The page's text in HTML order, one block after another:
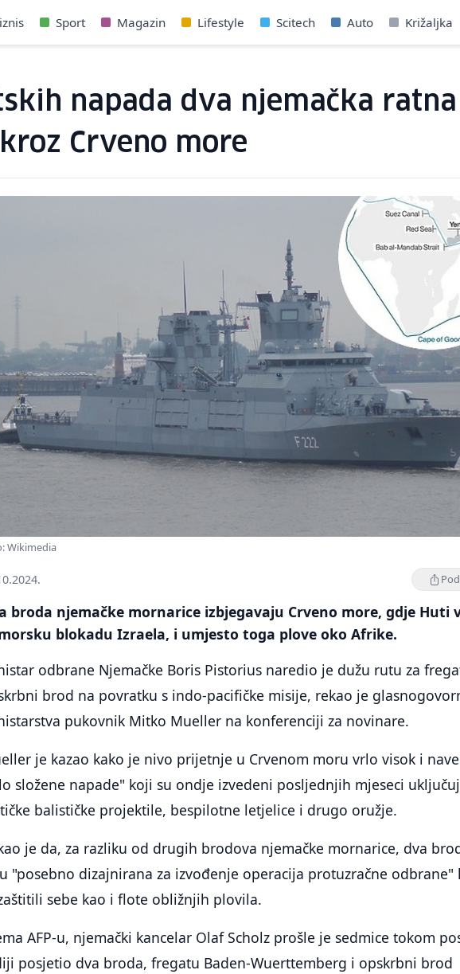
Sport Magazin Lifestyle Scitech Auto Križaljka
napada dva njemačka
Crveno more
Wikimedia
broda njemačke mornarice izbjegavaju Crveno more, gdje Huti
blokadu Izraela, i umjesto toga plove oko Afrike.
odbrane Njemačke Boris Pistorius naredio je dužu rutu za
brod na povratku s indo-pacifičke misije, rekao je
pukovnik Mitko Mueller na konferenciji za novinare.
je kazao kako je nivo prijetnje u Crvenom moru vrlo visok i
složene napade" koji su ondje izvedeni posljednjih mjeseci
balističke projektile, bespilotne letjelice i drugo oružje.
je da, za razliku od drugih brodova njemačke mornarice, dva
"posebno dizajnirana za izvođenje operacija protuzračne odbrane"
sebe kao i flote obližnjih plovila.
AFP-u, njemački kancelar Olaf Scholz prošle je sedmice tokom
posjetio dva broda, fregatu Baden-Wuerttemberg i opskrbni brod